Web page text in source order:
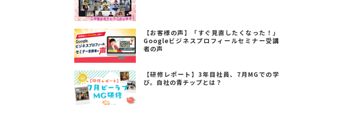
【お客様の声】「すぐ見直したくなった！」
Googleビジネスプロフィールセミナー受講
者の声
【研修レポート】3年目社員、7月MGでの学
び。自社の青チップとは？